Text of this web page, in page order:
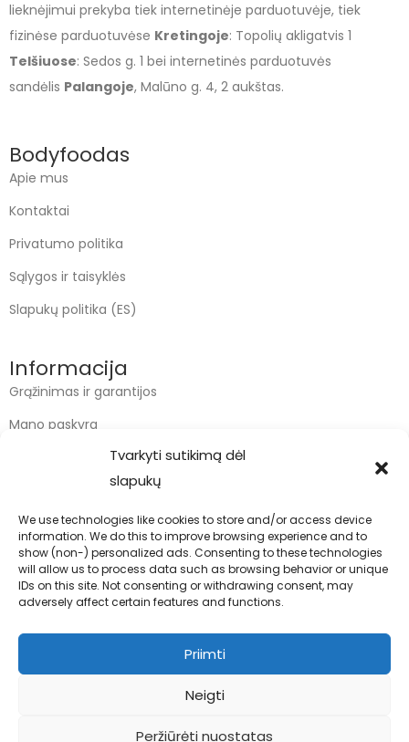
Tvarkyti sutikimą dėl
slapukų
We use technologies like cookies to store and/or access device
information. We do this to improve browsing experience and to
show (non-) personalized ads. Consenting to these technologies
will allow us to process data such as browsing behavior or unique
IDs on this site. Not consenting or withdrawing consent, may
adversely affect certain features and functions.
Priimti
Neigti
Peržiūrėti nuostatas
lieknėjimui prekyba tiek internetinėje parduotuvėje, tiek
fizinėse parduotuvėse Kretingoje: Topolių akligatvis 1
Telšiuose: Sedos g. 1 bei internetinės parduotuvės
sandėlis Palangoje, Malūno g. 4, 2 aukštas.
Bodyfoodas
Apie mus
Kontaktai
Privatumo politika
Sąlygos ir taisyklės
Slapukų politika (ES)
Informacija
Grąžinimas ir garantijos
Mano paskyra
Kontaktai
info@bodyfoodas.lt
+370 600 77017
Visos teisės saugomos © Bodyfoodas.lt 2026